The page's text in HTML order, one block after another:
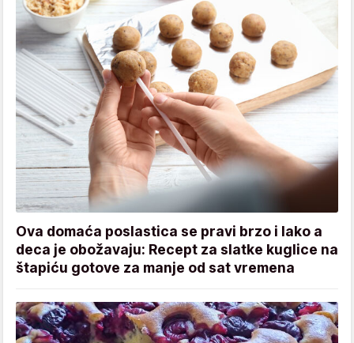
Ova domaća poslastica se pravi brzo i lako a
deca je obožavaju: Recept za slatke kuglice na
štapiću gotove za manje od sat vremena